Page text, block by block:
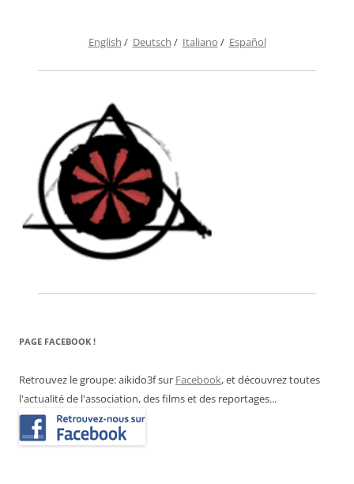
English / Deutsch / Italiano / Español
PAGE FACEBOOK !
Retrouvez le groupe: aikido3f sur Facebook, et découvrez toutes
l'actualité de l'association, des films et des reportages...